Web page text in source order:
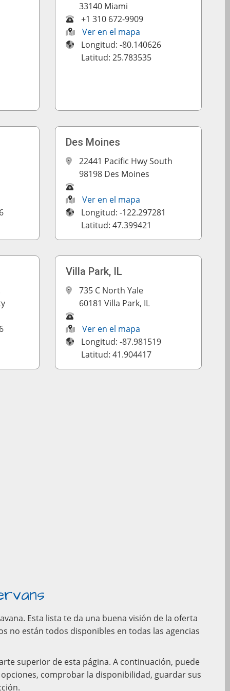
33140 Miami
+1 310 672-9909
Ver en el mapa
Longitud: -80.140626
Latitud: 25.783535
Des Moines
22441 Pacific Hwy South
98198 Des Moines
Ver en el mapa
Longitud: -122.297281
Latitud: 47.399421
Villa Park, IL
735 C North Yale
60181 Villa Park, IL
Ver en el mapa
Longitud: -87.981519
Latitud: 41.904417
Esta lista te da una buena visión de la oferta
no están todos disponibles en todas las agencias
superior de esta página. A continuación, puede
comprobar la disponibilidad, guardar sus